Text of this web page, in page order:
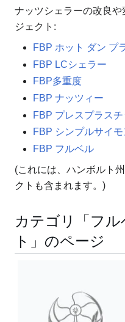
ナッツシェラーの改良
ジェクト:
FBP ホット ダン プ
FBP LCシェラー
FBP多重度
FBP ナッツィー
FBP プレスプラスチ
FBP シンプルサイモ
FBP フルベル
(これには、ハンボルト
クトも含まれます。)
カテゴリ「フ
ト」のページ